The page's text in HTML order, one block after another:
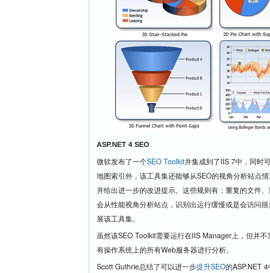
ASP.NET 4 SEO
微软发布了一个SEO Toolkit并集成到了IIS 7中，同时
地图索引外，该工具集还能够从SEO的视角分析站点
并给出进一步的改进提示。这些规则有：重复的文件
会从性能视角分析站点，识别出运行缓慢或是会访问
展该工具集。
虽然该SEO Toolkit需要运行在IIS Manager上，但并
有操作系统上的所有Web服务器进行分析。
Scott Guthrie总结了可以进一步提升SEO的ASP.NET